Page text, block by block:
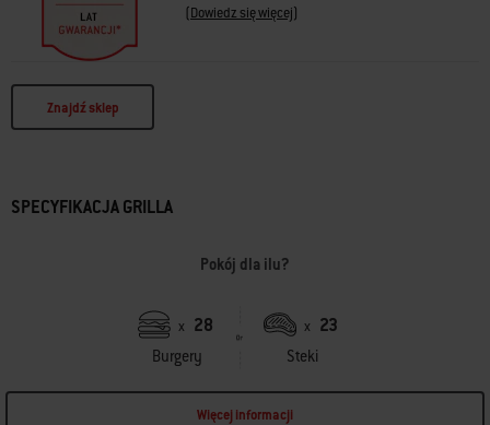
(Dowiedz się więcej)
Znajdź sklep
SPECYFIKACJA GRILLA
Pokój dla ilu?
x 28
Burgery
x 23
Steki
Więcej informacji